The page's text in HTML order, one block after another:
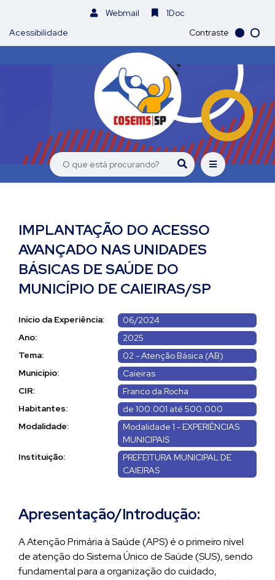
Webmail
1Doc
Acessibilidade
Contraste
IMPLANTAÇÃO DO ACESSO
AVANÇADO NAS UNIDADES
BÁSICAS DE SAÚDE DO
MUNICÍPIO DE CAIEIRAS/SP
Início da Experiência:
06/2024
Ano:
2025
Tema:
02 - Atenção Básica (AB)
Município:
Caieiras
CIR:
Franco da Rocha
Habitantes:
de 100.001 até 500.000
Modalidade:
Modalidade 1 - EXPERIÊNCIAS
MUNICIPAIS
Instituição:
PREFEITURA MUNICIPAL DE
CAIEIRAS
Apresentação/Introdução:
A Atenção Primária à Saúde (APS) é o primeiro nível
de atenção do Sistema Único de Saúde (SUS), sendo
fundamental para a organização do cuidado,